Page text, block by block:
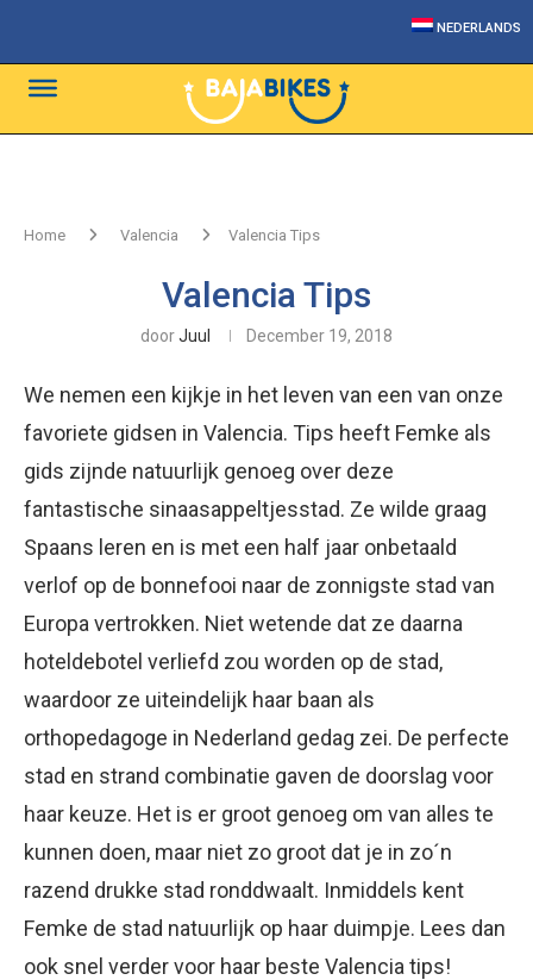
NEDERLANDS
Home Valencia Valencia Tips
Valencia Tips
doorJuul December 19, 2018
We nemen een kijkje in het leven van een van onze
favoriete gidsen in Valencia. Tips heeft Femke als
gids zijnde natuurlijk genoeg over deze
fantastische sinaasappeltjesstad. Ze wilde graag
Spaans leren en is met een half jaar onbetaald
verlof op de bonnefooi naar de zonnigste stad van
Europa vertrokken. Niet wetende dat ze daarna
hoteldebotel verliefd zou worden op de stad,
waardoor ze uiteindelijk haar baan als
orthopedagoge in Nederland gedag zei. De perfecte
stad en strand combinatie gaven de doorslag voor
haar keuze. Het is er groot genoeg om van alles te
kunnen doen, maar niet zo groot dat je in zo´n
razend drukke stad ronddwaalt. Inmiddels kent
Femke de stad natuurlijk op haar duimpje. Lees dan
ook snel verder voor haar beste Valencia tips!